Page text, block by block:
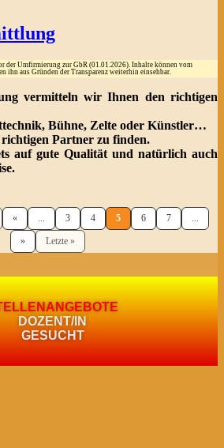
der Umfirmierung zur GbR (01.01.2026). Inhalte können vom
ihn aus Gründen der Transparenz weiterhin einsehbar.
vermitteln wir Ihnen den richtigen
Bühne, Zelte oder Künstler…
Partner zu finden.
auf gute Qualität und natürlich auch
« ... 3 4 5 6 7 ...
» Letzte »
DOZENT/IN
GESUCHT